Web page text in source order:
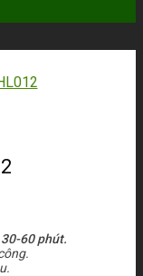
60 phút.